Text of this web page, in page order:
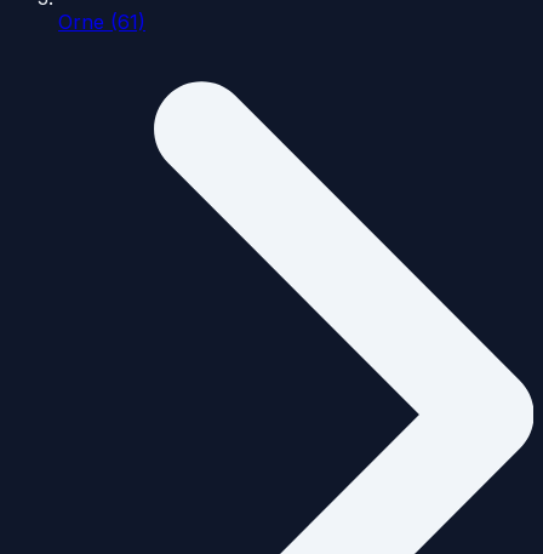
Orne (61)